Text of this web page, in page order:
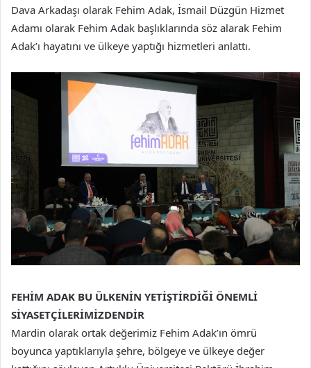
Dava Arkadaşı olarak Fehim Adak, İsmail Düzgün Hizmet
Adamı olarak Fehim Adak başlıklarında söz alarak Fehim
Adak’ı hayatını ve ülkeye yaptığı hizmetleri anlattı.
FEHİM ADAK BU ÜLKENİN YETİŞTİRDİĞİ ÖNEMLİ
SİYASETÇİLERİMİZDENDİR
Mardin olarak ortak değerimiz Fehim Adak’ın ömrü
boyunca yaptıklarıyla şehre, bölgeye ve ülkeye değer